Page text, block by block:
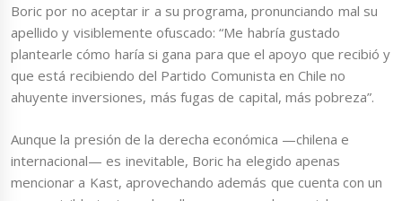
Boric por no aceptar ir a su programa, pronunciando mal su
apellido y visiblemente ofuscado: “Me habría gustado
plantearle cómo haría si gana para que el apoyo que recibió y
que está recibiendo del Partido Comunista en Chile no
ahuyente inversiones, más fugas de capital, más pobreza”.
Aunque la presión de la derecha económica —chilena e
internacional— es inevitable, Boric ha elegido apenas
mencionar a Kast, aprovechando además que cuenta con un